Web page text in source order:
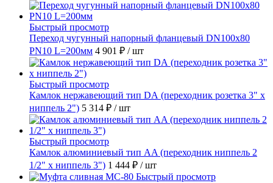
Быстрый просмотр
Переход чугунный напорный фланцевый DN100х80
PN10 L=200мм 4 901 ₽ / шт
Быстрый просмотр
Камлок нержавеющий тип DА (переходник розетка 3" х
ниппель 2") 5 314 ₽ / шт
Быстрый просмотр
Камлок алюминиевый тип AA (переходник ниппель 2
1/2" х ниппель 3") 1 444 ₽ / шт
Быстрый просмотр